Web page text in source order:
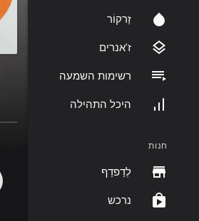
זַרקוֹר
ז'אנרים
רשימות השמעה
היכל התהילה
חנות
לְדַפדֵף
נרכש